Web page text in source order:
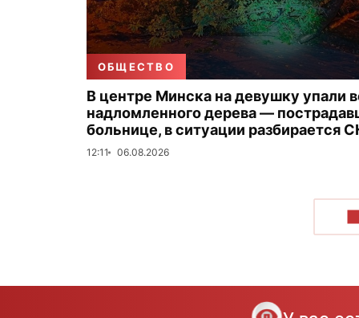
ОБЩЕСТВО
В центре Минска на девушку упали
надломленного дерева —
больнице, в ситуации разбирается
12:11 06.08.2026